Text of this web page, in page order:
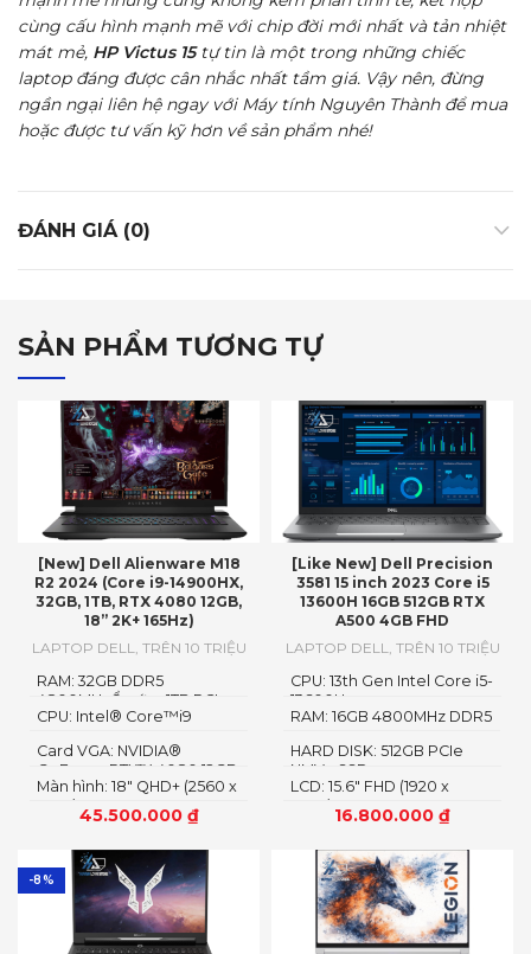
cùng cấu hình mạnh mẽ với chip đời mới nhất và tản nhiệt
mát mẻ, HP Victus 15tự tin là một trong những chiếc
laptop đáng được cân nhắc nhất tầm giá. Vậy nên, đừng
ngần ngại liên hệ ngay với Máy tính Nguyên Thành để mua
hoặc được tư vấn kỹ hơn về sản phẩm nhé!
ĐÁNH GIÁ (0)
SẢN PHẨM TƯƠNG TỰ
[New] Dell Alienware M18
R2 2024 (Core i9-14900HX,
32GB, 1TB, RTX 4080 12GB,
18” 2K+ 165Hz)
LAPTOP DELL, TRÊN 10 TRIỆU
45.500.000 ₫
Màn hình: 18" QHD+ (2560 x
1600)
Card VGA: NVIDIA®
GeForce RTX™ 4080 12GB
GDDR6
CPU: Intel® Core™i9
RAM: 32GB DDR5
4800MHzỔ cứng1TB PCIe
Gen4 M.2 SSD
[Like New] Dell Precision
3581 15 inch 2023 Core i5
13600H 16GB 512GB RTX
A500 4GB FHD
LAPTOP DELL, TRÊN 10 TRIỆU
16.800.000 ₫
LCD: 15.6" FHD (1920 x
1080)
HARD DISK: 512GB PCIe
NMVe SSD
RAM: 16GB 4800MHz DDR5
CPU: 13th Gen Intel Core i5-
13600H
-8%